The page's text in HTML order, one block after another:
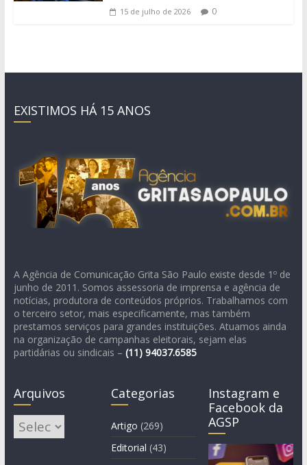
15 de julho de 2026 0
EXISTIMOS HÁ 15 ANOS
A Agência de Comunicação Grita São Paulo existe desde 1º de
junho de 2011. Somos assessoria de imprensa e agência de
notícias, produtora de conteúdos próprios. Trabalhamos com
o terceiro setor, mais especificamente, mas também
prestamos serviços para grandes instituições. Atuamos ainda
na organização de campanhas eleitorais, sejam elas
partidárias ou sindicais – (11) 94037.6585
Arquivos
Arquivos
Categorias
Artigo (269)
Editorial (43)
Instagram e
Facebook da
AGSP